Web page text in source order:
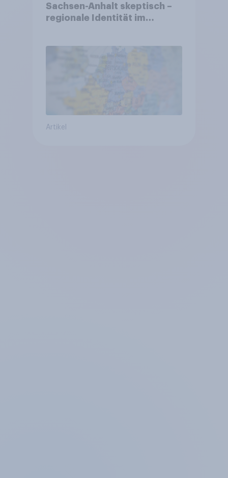
Sachsen-Anhalt skeptisch –
regionale Identität im
Artikel